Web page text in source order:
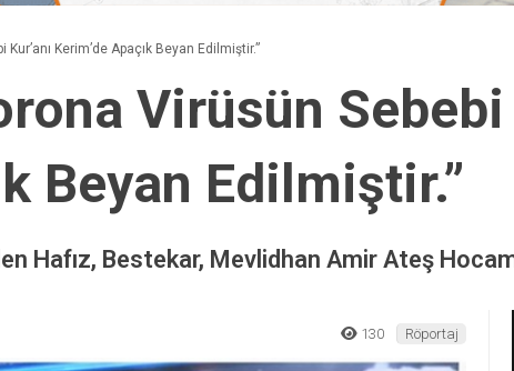
Kerim’de Apaçık Beyan Edilmiştir.”
Virüsün Sebebi
Beyan Edilmiştir.”
Hafız, Bestekar, Mevlidhan Amir Ateş
130 Röportaj